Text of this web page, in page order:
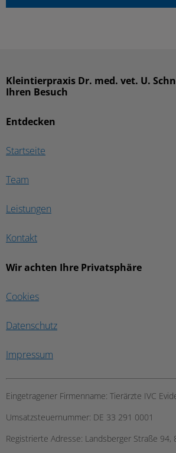
Entdecken
Startseite
Team
Leistungen
Kontakt
Wir achten Ihre Privatsphäre
Cookies
Datenschutz
Impressum
Kleintierpraxis Dr. med. vet. U.
Ihren Besuch
Eingetragener Firmenname: Tierärzte IVC
Umsatzsteuernummer: DE 33 291 0001
Registrierte Adresse: Landsberger Straße 94,